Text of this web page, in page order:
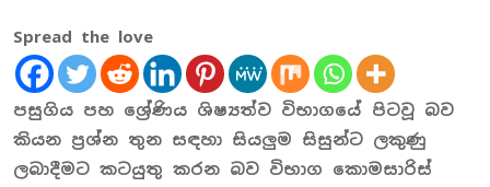
Spread the love
පසුගිය පහ ශ්‍රේණිය ශිෂ්‍යත්ව විභාගයේ පිටවූ බව
කියන ප්‍රශ්න තුන සඳහා සියලුම සිසුන්ට ලකුණු
ලබාදීමට කටයුතු කරන බව විභාග කොමසාරිස්